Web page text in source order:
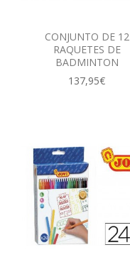
CONJUNTO DE 12
RAQUETES DE
BADMINTON
137,95€